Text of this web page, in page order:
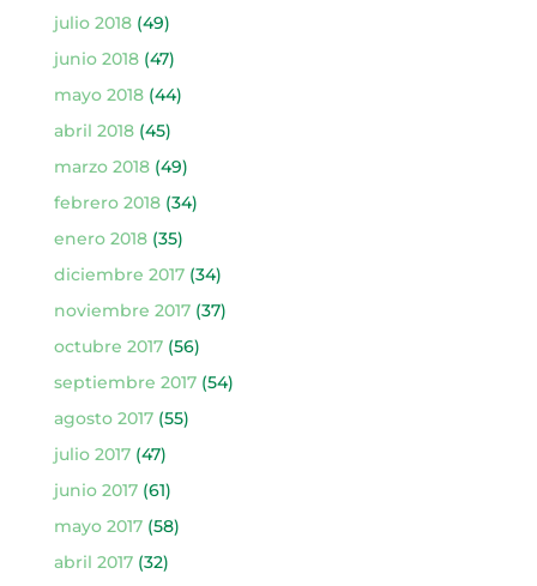
julio 2018(49)
junio 2018(47)
mayo 2018(44)
abril 2018(45)
marzo 2018(49)
febrero 2018(34)
enero 2018(35)
diciembre 2017(34)
noviembre 2017(37)
octubre 2017(56)
septiembre 2017(54)
agosto 2017(55)
julio 2017(47)
junio 2017(61)
mayo 2017(58)
abril 2017(32)